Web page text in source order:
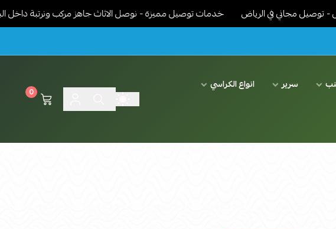
في الرياض خدمات توصيل مميزة - نوصل الاثاث جاهز مركب ونرتبة داخل البيت
سرير
انواع الكراسي
0